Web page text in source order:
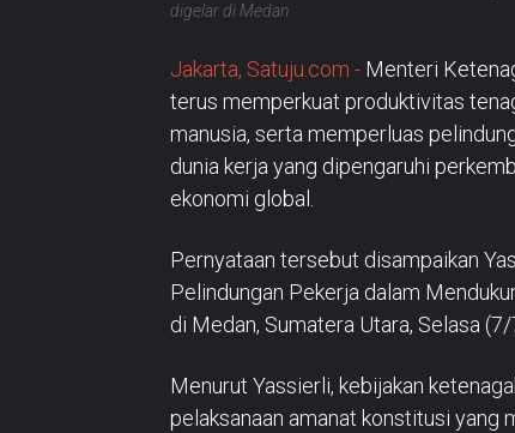
digelar di Medan
Jakarta, Satuju.com - Menteri
terus memperkuat produktivitas
manusia, serta memperluas
dunia kerja yang dipengaruhi
ekonomi global.
Pernyataan tersebut disampaikan
Pelindungan Pekerja dalam
di Medan, Sumatera Utara, Selasa
Menurut Yassierli, kebijakan
pelaksanaan amanat konstitusi yang